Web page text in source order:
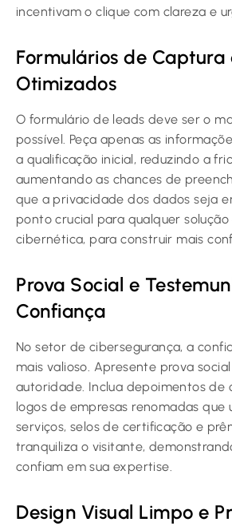
incentivam o clique com clareza e
Formulários de Captura
Otimizados
O formulário de leads deve ser o
possível. Peça apenas as
a qualificação inicial, reduzindo a
aumentando as chances de
que a privacidade dos dados seja
ponto crucial para qualquer
cibernética, para construir mais
Prova Social e
Confiança
No setor de cibersegurança, a
mais valioso. Apresente prova
autoridade. Inclua depoimentos de
logos de empresas renomadas que
serviços, selos de certificação e
tranquiliza o visitante,
confiam em sua expertise.
Design Visual Limpo e